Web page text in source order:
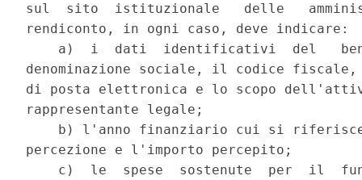
sul  sito  istituzionale   delle
rendiconto, in ogni caso, deve indicare:
a)  i  dati  identificativi  del
denominazione sociale, il codice
di posta elettronica e lo scopo
rappresentante legale;
b) l'anno finanziario cui si
percezione e l'importo percepito;
c)  le  spese  sostenute  per  il